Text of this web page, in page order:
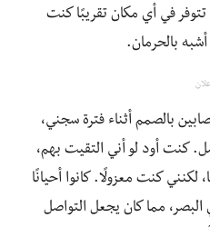
تتوفر في أي مكان تقريبًا كنت
بالحرمان.
بالصمم أثناء فترة سجني،
كنت أود لو أني التقيت بهم،
لكنني كنت معزولًا. كانوا أحيانًا
مما كان يجعل التواصل